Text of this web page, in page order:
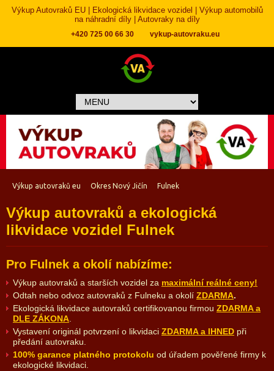
Výkup Autovraků EU | Ekologická likvidace vozidel | Výkup automobilů
na náhradní díly | Autovraky na díly
+420 725 00 66 30 vykup-autovraku.eu
Výkup autovraků eu Okres Nový Jičín Fulnek
Výkup autovraků a ekologická
likvidace vozidel Fulnek
Pro Fulnek a okolí nabízíme:
Výkup autovraků a starších vozidel za maximální reálné ceny!
Odtah nebo odvoz autovraků z Fulneku a okolí ZDARMA.
Ekologická likvidace autovraků certifikovanou firmou ZDARMA a
DLE ZÁKONA.
Vystavení originál potvrzení o likvidaci ZDARMA a IHNED při
předání autovraku.
100% garance platného protokolu od úřadem pověřené firmy k
ekologické likvidaci.